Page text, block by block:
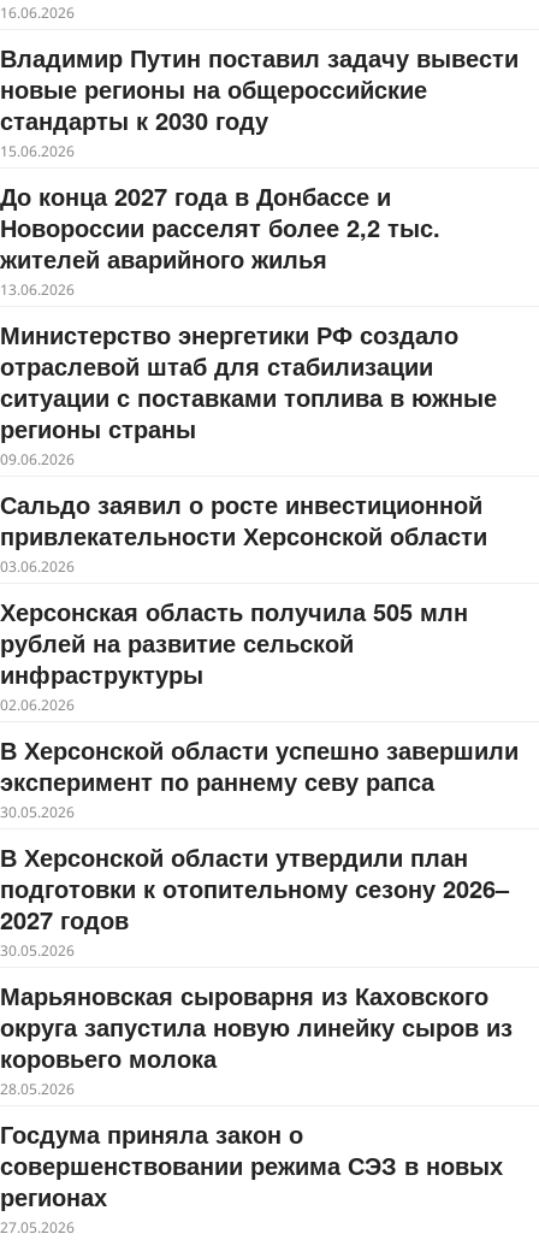
16.06.2026
Владимир Путин поставил задачу вывести
новые регионы на общероссийские
стандарты к 2030 году
15.06.2026
До конца 2027 года в Донбассе и
Новороссии расселят более 2,2 тыс.
жителей аварийного жилья
13.06.2026
Министерство энергетики РФ создало
отраслевой штаб для стабилизации
ситуации с поставками топлива в южные
регионы страны
09.06.2026
Сальдо заявил о росте инвестиционной
привлекательности Херсонской области
03.06.2026
Херсонская область получила 505 млн
рублей на развитие сельской
инфраструктуры
02.06.2026
В Херсонской области успешно завершили
эксперимент по раннему севу рапса
30.05.2026
В Херсонской области утвердили план
подготовки к отопительному сезону 2026–
2027 годов
30.05.2026
Марьяновская сыроварня из Каховского
округа запустила новую линейку сыров из
коровьего молока
28.05.2026
Госдума приняла закон о
совершенствовании режима СЭЗ в новых
регионах
27.05.2026